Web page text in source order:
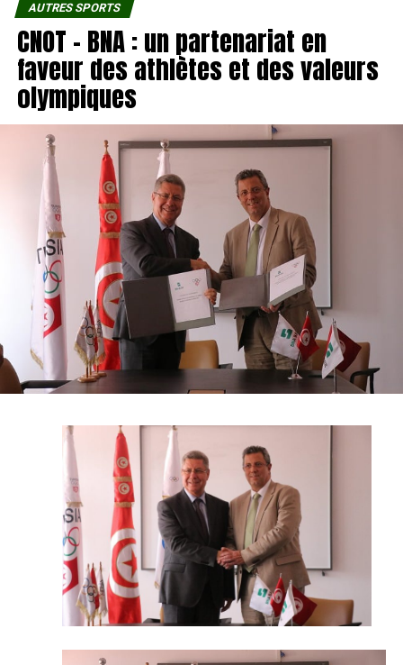
AUTRES SPORTS
CNOT – BNA : un partenariat en
faveur des athlètes et des valeurs
olympiques